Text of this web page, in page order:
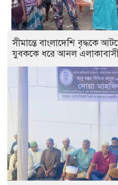
সীমান্তে বাংলাদেশি বৃদ্ধকে
যুবককে ধরে আনল